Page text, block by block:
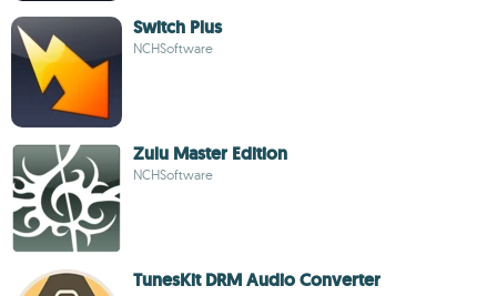
Switch Plus
NCHSoftware
Zulu Master Edition
NCHSoftware
TunesKit DRM Audio Converter